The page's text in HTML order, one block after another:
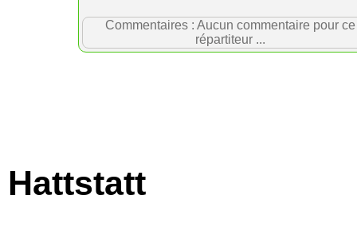
Commentaires : Aucun commentaire pour ce
répartiteur ...
Hattstatt